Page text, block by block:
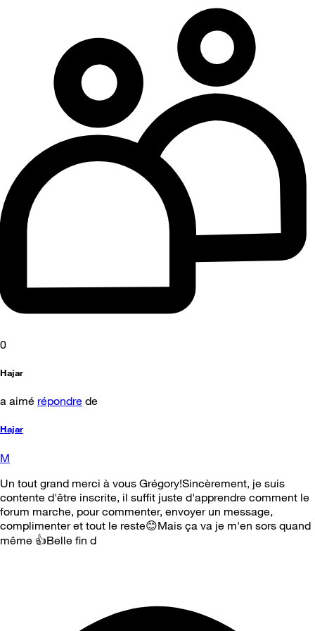
0
Hajar
a aimé répondre de
Hajar
M
Un tout grand merci à vous Grégory!Sincèrement, je suis
contente d'être inscrite, il suffit juste d'apprendre comment le
forum marche, pour commenter, envoyer un message,
complimenter et tout le reste😊Mais ça va je m'en sors quand
même 👍Belle fin d